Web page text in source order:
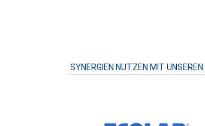
SYNERGIEN NUTZEN MIT